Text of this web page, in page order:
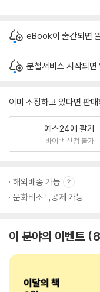
eBook이 출간되면
분철서비스 시작되면
이미 소장하고 있다면 판
예스24에 팔기
바이백 신청 불가
해외배송 가능
문화비소득공제 가능
이 분야의 이벤트 8